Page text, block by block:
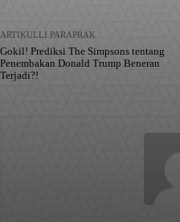
ARTIKULLI PARAPRAK
Gokil! Prediksi The Simpsons tentang
Penembakan Donald Trump Beneran
Terjadi?!